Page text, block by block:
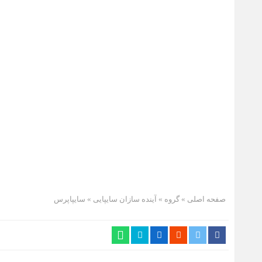
صفحه اصلی » گروه » آینده سازان سایپایی » سایپاپرس